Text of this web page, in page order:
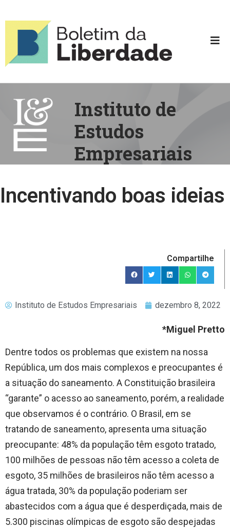
Instituto de
Estudos
Empresariais
Incentivando boas ideias
Compartilhe
Instituto de Estudos Empresariais dezembro 8, 2022
*Miguel Pretto
Dentre todos os problemas que existem na nossa
República, um dos mais complexos e preocupantes é
a situação do saneamento. A Constituição brasileira
“garante” o acesso ao saneamento, porém, a realidade
que observamos é o contrário. O Brasil, em se
tratando de saneamento, apresenta uma situação
preocupante: 48% da população têm esgoto tratado,
100 milhões de pessoas não têm acesso a coleta de
esgoto, 35 milhões de brasileiros não têm acesso a
água tratada, 30% da população poderiam ser
abastecidos com a água que é desperdiçada, mais de
5.300 piscinas olímpicas de esgoto são despejadas